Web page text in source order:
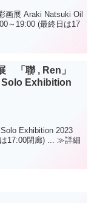
Oil
「聯 , Ren」
Exhibition